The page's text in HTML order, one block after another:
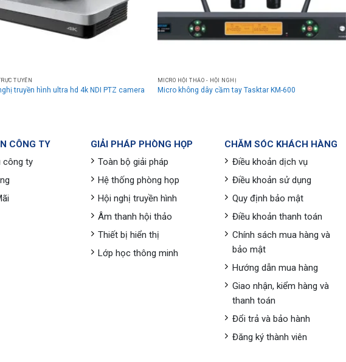
TUYẾN
truyền hình ultra hd 4k NDI PTZ camera
MICRO HỘI THẢO - HỘI NGHỊ
Micro không dây cầm tay Tasktar KM-600
CÔNG TY
công ty
GIẢI PHÁP PHÒNG HỌP
Toàn bộ giải pháp
Hệ thống phòng họp
Hội nghị truyền hình
Âm thanh hội thảo
Thiết bị hiển thị
Lớp học thông minh
CHĂM SÓC KHÁCH HÀNG
Điều khoản dịch vụ
Điều khoản sử dụng
Quy định bảo mật
Điều khoản thanh toán
Chính sách mua hàng và
bảo mật
Hướng dẫn mua hàng
Giao nhận, kiểm hàng và
thanh toán
Đổi trả và bảo hành
Đăng ký thành viên